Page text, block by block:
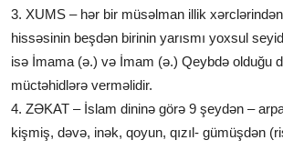
3. XUMS – hər bir müsəlman illik
hissəsinin beşdən birinin yarısmı yoxsul
isə İmama (ə.) və İmam (ə.) Qeybdə olduğu
müctəhidlərə verməlidir.
4. ZƏKAT – İslam dininə görə 9 şeydən –
kişmiş, dəvə, inək, qoyun, qızıl- gümüşdən